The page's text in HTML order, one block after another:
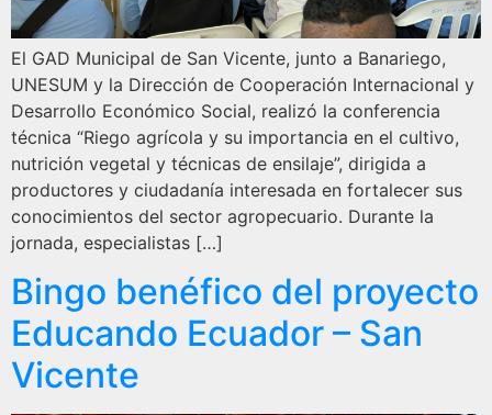
El GAD Municipal de San Vicente, junto a Banariego,
UNESUM y la Dirección de Cooperación Internacional y
Desarrollo Económico Social, realizó la conferencia
técnica “Riego agrícola y su importancia en el cultivo,
nutrición vegetal y técnicas de ensilaje”, dirigida a
productores y ciudadanía interesada en fortalecer sus
conocimientos del sector agropecuario. Durante la
jornada, especialistas […]
Bingo benéfico del proyecto
Educando Ecuador – San
Vicente